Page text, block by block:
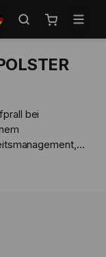
Mein
bei